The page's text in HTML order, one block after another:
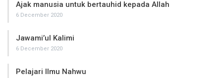
Ajak manusia untuk bertauhid kepada Allah
6 December 2020
Jawami’ul Kalimi
6 December 2020
Pelajari Ilmu Nahwu